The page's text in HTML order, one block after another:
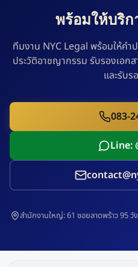
พร้อมให้บริก
ทีมงาน NYC Legal พร้อมให้คำ
ประวัติอาชญากรรม รับรองเอก
และรับ
083-
Line:
สำนักงานใหญ่: 61 ซอยลาดพร้าว 95